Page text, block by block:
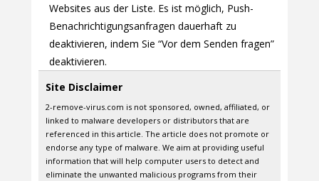
Websites aus der Liste. Es ist möglich, Push-
Benachrichtigungsanfragen dauerhaft zu
deaktivieren, indem Sie “Vor dem Senden fragen”
deaktivieren.
Site Disclaimer
2-remove-virus.com is not sponsored, owned, affiliated, or
linked to malware developers or distributors that are
referenced in this article. The article does not promote or
endorse any type of malware. We aim at providing useful
information that will help computer users to detect and
eliminate the unwanted malicious programs from their